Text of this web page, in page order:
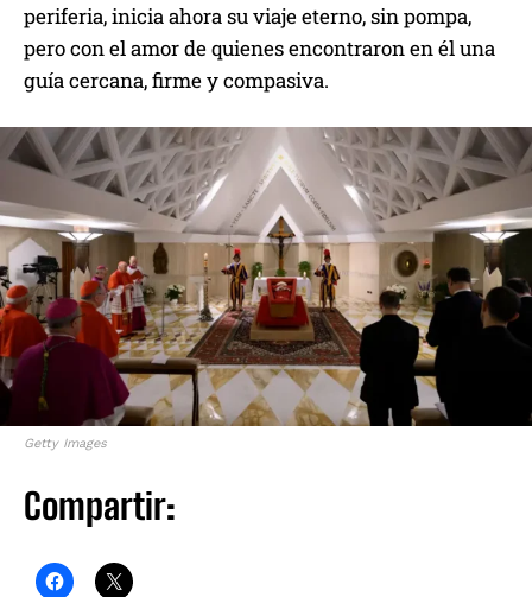
periferia, inicia ahora su viaje eterno, sin pompa,
pero con el amor de quienes encontraron en él una
guía cercana, firme y compasiva.
Getty Images
Compartir: